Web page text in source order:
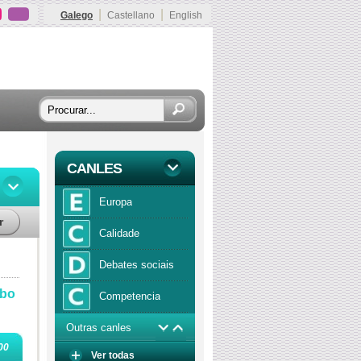
Galego Castellano English
CANLES
Europa
Calidade
Debates sociais
Competencia
Economía
Outras canles
Ver todas